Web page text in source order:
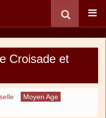
Croisade et
Moyen Age